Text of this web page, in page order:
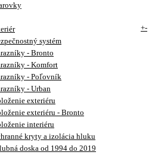
+-
systém
- Bronto
- Komfort
- Poľovník
- Urban
exteriéru
exteriéru - Bronto
interiéru
kryty a izolácia hluku
doska od 1994 do 2019